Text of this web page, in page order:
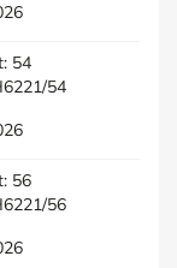
54
54
56
56